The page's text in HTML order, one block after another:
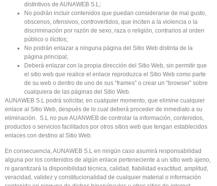
distintivos de AUNAWEB S.L;
No podrán incluir contenidos que puedan considerarse de mal gusto,
obscenos, ofensivos, controvertidos, que inciten a la violencia o la
discriminación por razón de sexo, raza o religión, contrarios al orden
público o ilícitos;
No podrán enlazar a ninguna página del Sitio Web distinta de la
página principal;
Deberá enlazar con la propia dirección del Sitio Web, sin permitir que
el sitio web que realice el enlace reproduzca el Sitio Web como parte
de su web o dentro de uno de sus “frames” o crear un “browser” sobre
cualquiera de las páginas del Sitio Web.
AUNAWEB S.L podrá solicitar, en cualquier momento, que elimine cualquier
enlace al Sitio Web, después de lo cual deberá proceder de inmediato a su
eliminación. S.L no pue AUANWEB de controlar la información, contenidos,
productos o servicios facilitados por otros sitios web que tengan establecidos
enlaces con destino al Sitio Web.
En consecuencia, AUNAWEB S.L en ningún caso asumirá responsabilidad
alguna por los contenidos de algún enlace perteneciente a un sitio web ajeno,
ni garantizará la disponibilidad técnica, calidad, fiabilidad exactitud, amplitud,
veracidad, validez y constitucionalidad de cualquier material o información